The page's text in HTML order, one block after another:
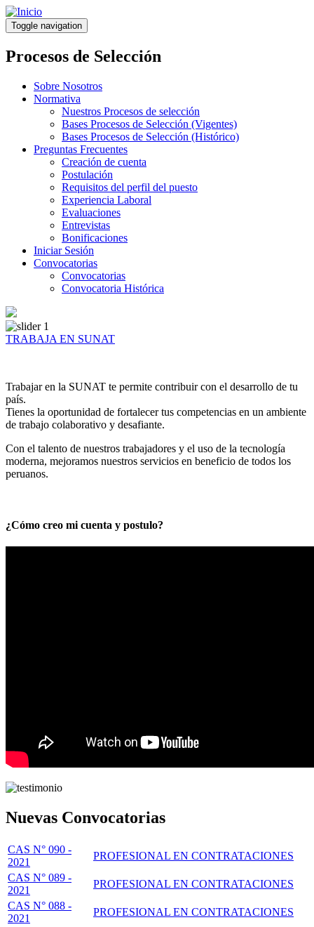
Pasar
al
contenido
principal
Toggle navigation
Procesos de Selección
Sobre Nosotros
Normativa
Nuestros Procesos de selección
Bases Procesos de Selección (Vigentes)
Bases Procesos de Selección (Histórico)
Preguntas Frecuentes
Creación de cuenta
Postulación
Requisitos del perfil del puesto
Experiencia Laboral
Evaluaciones
Entrevistas
Bonificaciones
Iniciar Sesión
Convocatorias
Convocatorias
Convocatoria Histórica
TRABAJA EN SUNAT
Trabajar en la SUNAT te permite contribuir con el desarrollo de tu
país.
Tienes la oportunidad de fortalecer tus competencias en un ambiente
de trabajo colaborativo y desafiante.
Con el talento de nuestros trabajadores y el uso de la tecnología
moderna, mejoramos nuestros servicios en beneficio de todos los
peruanos.
¿Cómo creo mi cuenta y postulo?
Nuevas Convocatorias
CAS N° 090 -
2021
PROFESIONAL EN CONTRATACIONES
CAS N° 089 -
2021
PROFESIONAL EN CONTRATACIONES
CAS N° 088 -
2021
PROFESIONAL EN CONTRATACIONES